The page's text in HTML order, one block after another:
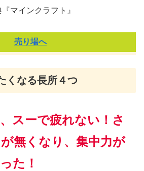
『マインクラフト』
売り場へ
くなる長所４つ
スーで疲れない！さ
無くなり、集中力が
た！